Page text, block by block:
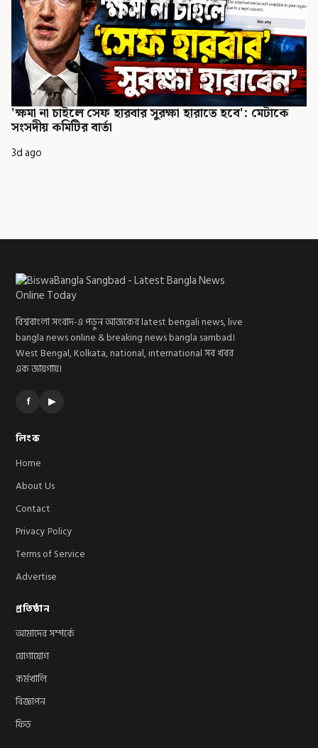
'ক্ষমা না চাইলে সেফ হারবার সুরক্ষা হারাতে হবে': মেটাকে
সংসদীয় কমিটির বার্তা
3d ago
বিশ্ববাংলা সংবাদ-এ পড়ুন আজকের latest bengali news, live
bangla news online & breaking news bangla sambad।
West Bengal, Kolkata, national, international সব খবর
এক জায়গায়।
f ▶
লিংক
Home
About Us
Contact
Privacy Policy
Terms of Service
Advertise
প্রতিষ্ঠান
আমাদের সম্পর্কে
যোগাযোগ
কর্মখালি
বিজ্ঞাপন
ফিড